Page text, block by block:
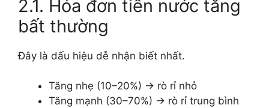
2.1. Hóa đơn tiền nước tăng
bất thường
Đây là dấu hiệu dễ nhận biết nhất.
Tăng nhẹ (10–20%) → rò rỉ nhỏ
Tăng mạnh (30–70%) → rò rỉ trung bình